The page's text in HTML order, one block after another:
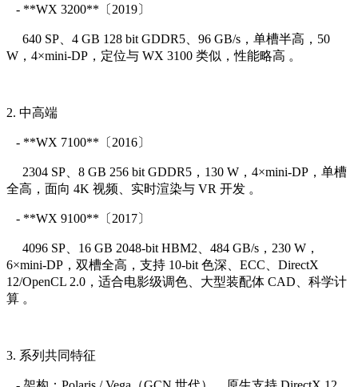
- **WX 3200**〔2019〕
640 SP、4 GB 128 bit GDDR5、96 GB/s，单槽半高，50
W，4×mini-DP，定位与 WX 3100 类似，性能略高 。
2. 中高端
- **WX 7100**〔2016〕
2304 SP、8 GB 256 bit GDDR5，130 W，4×mini-DP，单槽
全高，面向 4K 视频、实时渲染与 VR 开发 。
- **WX 9100**〔2017〕
4096 SP、16 GB 2048-bit HBM2、484 GB/s，230 W，
6×mini-DP，双槽全高，支持 10-bit 色深、ECC、DirectX
12/OpenCL 2.0，适合电影级调色、大型装配体 CAD、科学计
算 。
3. 系列共同特征